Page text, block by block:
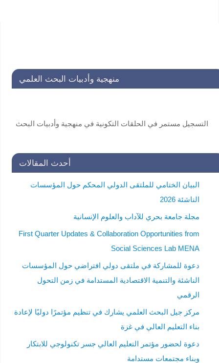
منهجية وأدبيات البحث العلمي
التسجيل مستمر في الحلقات التكونية في منهجية وأدبيات البحث
العلمي لفائدة طلاب الدراسات العليا . للاستفسار:
أحدث المقالات
البيان الختامي للملتقى الدولي المحكم حول المؤسسات
الناشئة 2026
مجلة جامعة بحري للآداب والعلوم الإنسانية
First Quarter Updates & Collaboration Opportunities from
Social Sciences Lab MENA
دعوة للمشاركة في ملتقى دولي افتراضي حول المؤسسات
الناشئة والتنمية الاقتصادية المستدامة في زمن التحول
الرقمي
مركز جيل البحث العلمي يشارك في تنظيم مؤتمرًا دوليًا لإعادة
بناء التعليم العالي في غزة
دعوة لحضور مؤتمر التعليم العالي جسر تكنولوجي للابتكار
وبناء مجتمعات مستدامة